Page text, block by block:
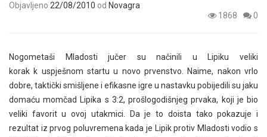
Objavljeno 22/08/2010 od Novagra
1868
0
Nogometaši Mladosti jučer su načinili u Lipiku veliki
korak k uspješnom startu u novo prvenstvo. Naime, nakon vrlo
dobre, taktički smišljene i efikasne igre u nastavku pobijedili su jaku
domaću momčad Lipika s 3:2, prošlogodišnjeg prvaka, koji je bio
veliki favorit u ovoj utakmici. Da je to doista tako pokazuje i
rezultat iz prvog poluvremena kada je Lipik protiv Mladosti vodio s